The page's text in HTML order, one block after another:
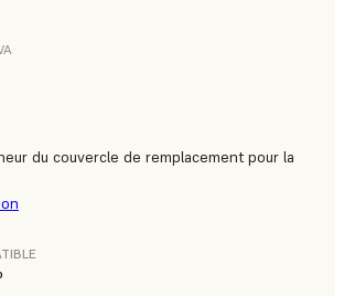
du couvercle de remplacement pour la